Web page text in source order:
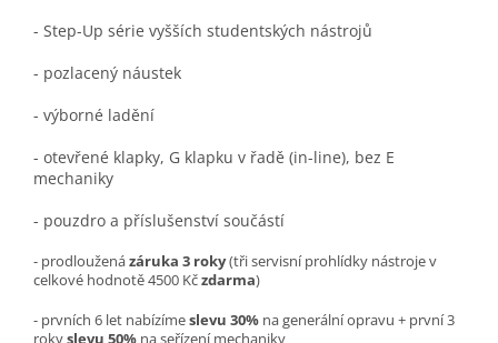
- Step-Up série vyšších studentských nástrojů
- pozlacený náustek
- výborné ladění
- otevřené klapky, G klapku v řadě (in-line), bez E
mechaniky
- pouzdro a příslušenství součástí
- prodlouženázáruka 3 roky(tři servisní prohlídky nástroje v
celkové hodnotě 4500 Kčzdarma)
- prvních 6 let nabízímeslevu 30% na generální opravu + první 3
rokyslevu 50% na seřízení mechaniky